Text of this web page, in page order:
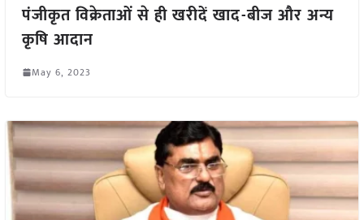
पंजीकृत विक्रेताओं से ही खरीदें खाद-बीज और अन्य
कृषि आदान
May 6, 2023